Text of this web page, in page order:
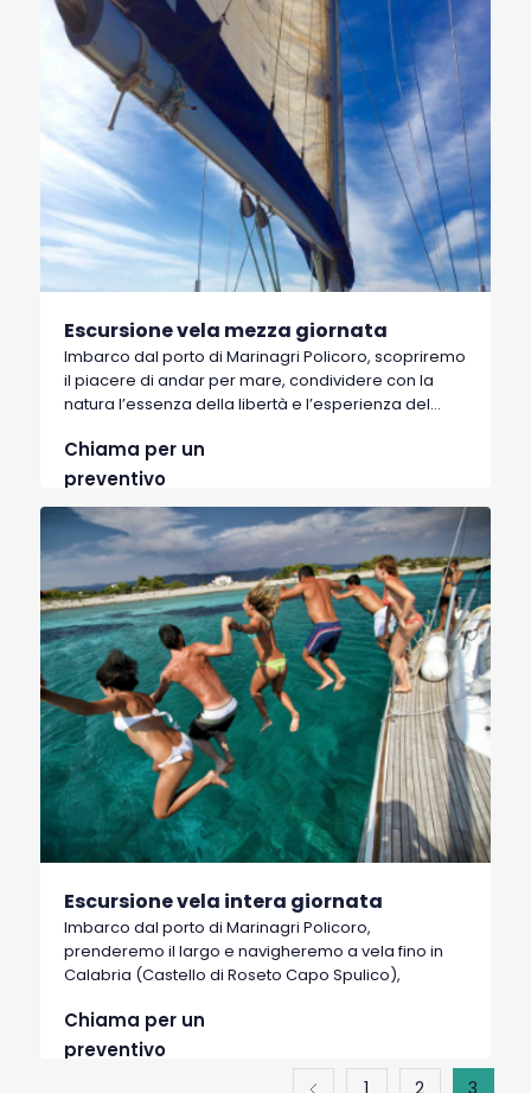
Escursione vela mezza giornata
Imbarco dal porto di Marinagri Policoro, scopriremo
il piacere di andar per mare, condividere con la
natura l’essenza della libertà e l’esperienza del
Chiama per un
preventivo
Escursione vela intera giornata
Imbarco dal porto di Marinagri Policoro,
prenderemo il largo e navigheremo a vela fino in
Calabria (Castello di Roseto Capo Spulico),
Chiama per un
preventivo
1 2 3